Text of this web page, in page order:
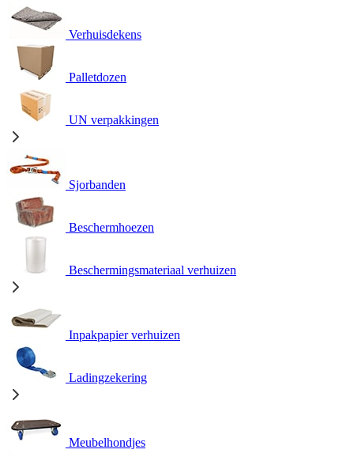
Verhuisdekens
Palletdozen
UN verpakkingen
Sjorbanden
Beschermhoezen
Beschermingsmateriaal verhuizen
Inpakpapier verhuizen
Ladingzekering
Meubelhondjes